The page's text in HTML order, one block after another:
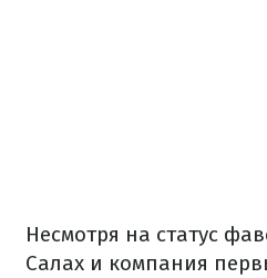
Несмотря на статус
Салах и компания